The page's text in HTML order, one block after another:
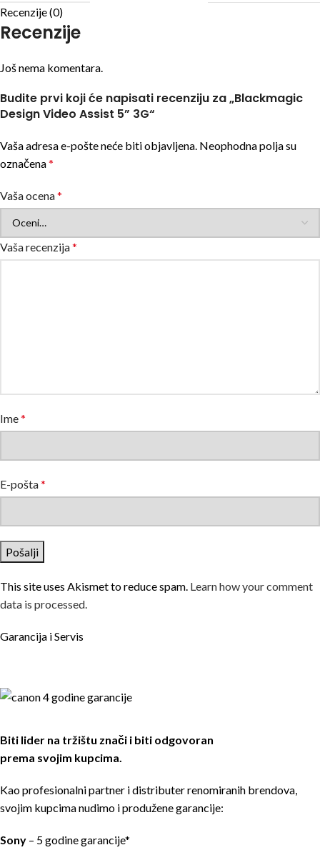
Recenzije (0)
Recenzije
Još nema komentara.
Budite prvi koji će napisati recenziju za „Blackmagic
Design Video Assist 5” 3G“
Vaša adresa e-pošte neće biti objavljena. Neophodna polja su
označena*
Vaša ocena*
Vaša recenzija*
Ime*
E-pošta*
This site uses Akismet to reduce spam. Learn how your comment
data is processed.
Garancija i Servis
Biti lider na tržištu znači i biti odgovoran
prema svojim kupcima.
Kao profesionalni partner i distributer renomiranih brendova,
svojim kupcima nudimo i produžene garancije:
Sony – 5 godine garancije*